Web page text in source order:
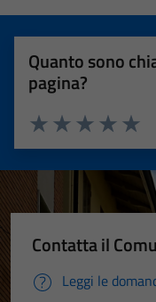
Quanto sono
pagina?
Valuta 4
Valuta 3
Valuta 2 stelle
Valuta 1 stelle su 5
Contatta il
Leggi le